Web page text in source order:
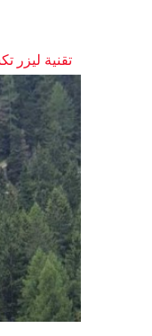
تقنية ليزر